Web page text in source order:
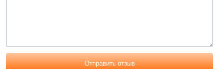
Отправить отзыв